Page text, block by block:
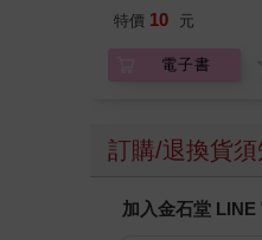
完全版 12 (完)
特價 10 元
電子書
訂購/退換貨須
加入金石堂 LINE